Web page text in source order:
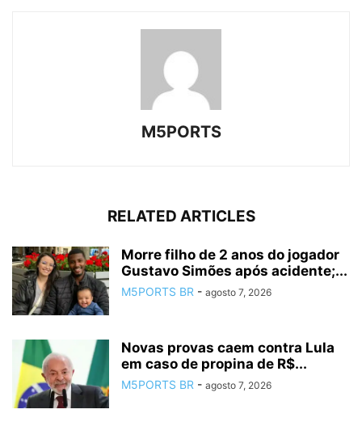
M5PORTS
RELATED ARTICLES
Morre filho de 2 anos do jogador
Gustavo Simões após acidente;...
M5PORTS BR - agosto 7, 2026
Novas provas caem contra Lula
em caso de propina de R$...
M5PORTS BR - agosto 7, 2026